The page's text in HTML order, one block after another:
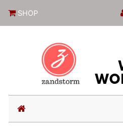
SHOP
(current)